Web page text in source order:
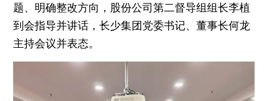
题、明确整改方向，股份公司第二督导组组长李植
到会指导并讲话，长少集团党委书记、董事长何龙
主持会议并表态。